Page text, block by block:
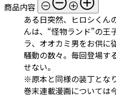
商品内容
ある日突然、ヒロシくん
んは、“怪物ランド”の王
ラ、オオカミ男をお供に
騒動の数々。毎回登場す
せない。
※原本と同様の装丁とな
巻末連載漫画については